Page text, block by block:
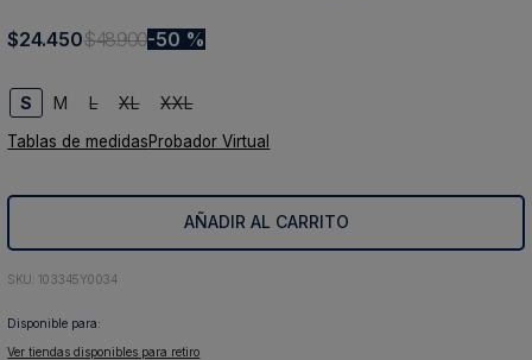
$24.450$48.900 50 %
S M L XL XXL
Tablas de medidasProbador Virtual
AÑADIR AL CARRITO
: 103345Y0034
Disponible para:
Ver tiendas disponibles para retiro
6.
blazer
8.
10. abrigo